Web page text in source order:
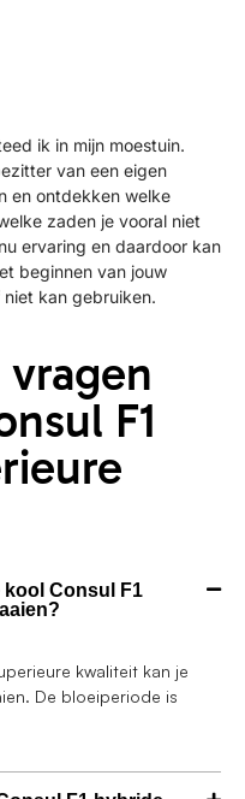
ik in mijn moestuin.
van een eigen
en ontdekken welke
zaden je vooral niet
ervaring en daardoor kan
beginnen van jouw
kan gebruiken.
F1
kool Consul F1
kwaliteit kan je
De bloeiperiode is